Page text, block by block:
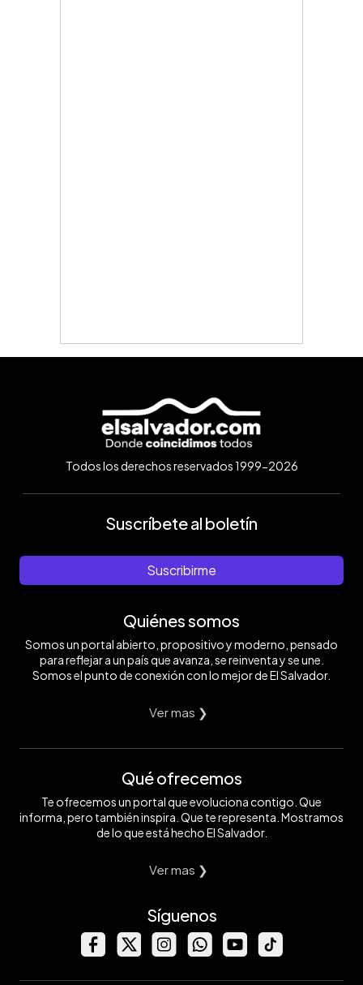
Todos los derechos reservados 1999-2026
Suscríbete al boletín
Suscribirme
Quiénes somos
Somos un portal abierto, propositivo y moderno, pensado
para reflejar a un país que avanza, se reinventa y se une.
Somos el punto de conexión con lo mejor de El Salvador.
Ver mas ❯
Qué ofrecemos
Te ofrecemos un portal que evoluciona contigo. Que
informa, pero también inspira. Que te representa. Mostramos
de lo que está hecho El Salvador.
Ver mas ❯
Síguenos